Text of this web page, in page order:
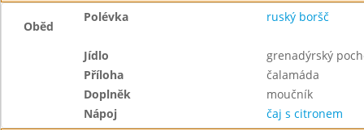
Oběd
Polévka ruský boršč
Jídlo
grenadýrský
Příloha
čalamáda
Doplněk
moučník
Nápoj
čaj s citronem